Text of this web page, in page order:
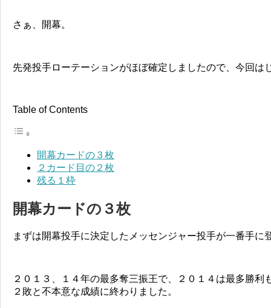
さぁ、開幕。
先発投手ローテーションがほぼ確定しましたので、今回は
Table of Contents
開幕カードの３枚
２カード目の２枚
残る１枠
開幕カードの３枚
まずは開幕投手に決定したメッセンジャー投手が一番手に
２０１３、１４年の最多奪三振王で、２０１４は最多勝利
２敗と不本意な成績に終わりました。